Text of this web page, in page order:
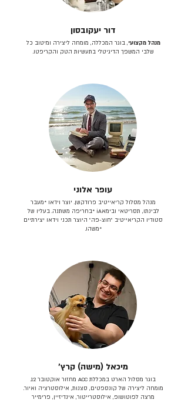
דור יעקובסון
מנהל מקצועי, בוגר המכללה, מומחה ליצירה ומיטוב כל
שלבי המשפך הדיגיטלי בתעשיות הטק והקריפטו.
עופר אלוני
מנהל מסלול קריאייטיב פרודקשן. יוצר וידאו *מעבר
לבינתו, תסריטאי וב​ימאiA‎ *בחריפה משתנה. בעליו של
סטודיו הקריאייטיב ״חוצ-פה״ היוצר תכני וידאו יצירתיים
*משהו.
מיכאל (מישה) קרץ׳
בוגר מסלול הארט במכללת ACC מחזור אוקטובר 12.
מומחה ליצירה של קונספטים, סצנות, אילוסטרציה ואיור.
מרצה לפוטושופ, אילוסטרייטור, אינדיזיין, פרימייר